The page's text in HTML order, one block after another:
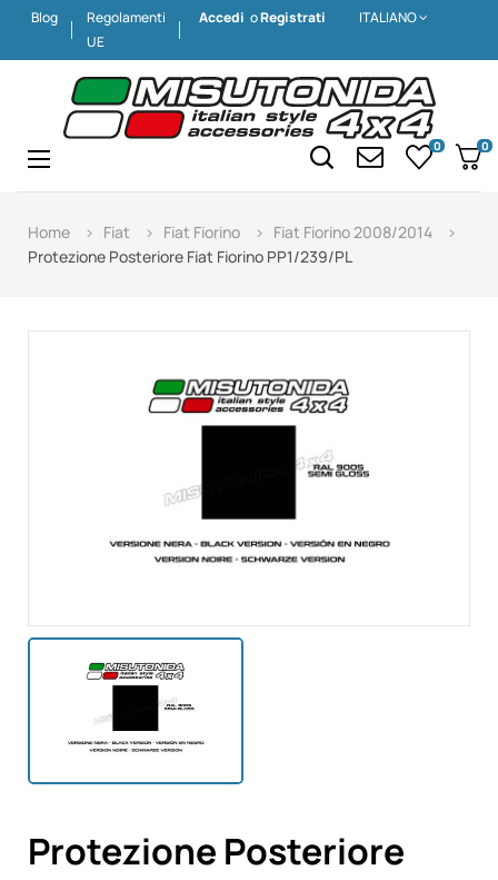
ITALIANO
Blog
Regolamenti
UE
Accedi oRegistrati
Navigazione
☰ 0 0
Home Fiat Fiat Fiorino
Fiat Fiorino 2008/2014
Protezione Posteriore Fiat Fiorino PP1/239/PL
Protezione Posteriore